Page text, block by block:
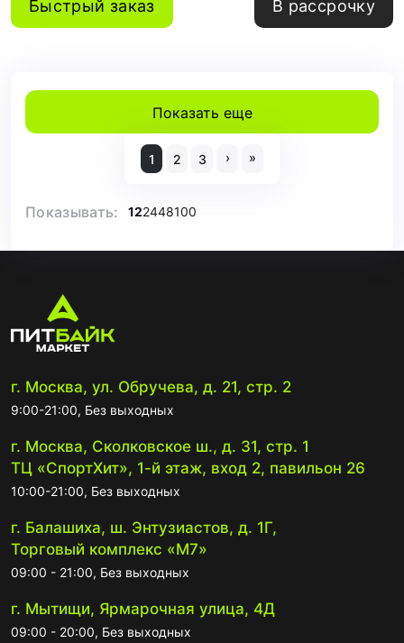
Быстрый заказ В рассрочку
Показать еще
1 2 3 › »
Показывать: 122448100
г. Москва, ул. Обручева, д. 21, стр. 2
9:00-21:00, Без выходных
г. Москва, Сколковское ш., д. 31, стр. 1
ТЦ «СпортХит», 1-й этаж, вход 2, павильон 26
10:00-21:00, Без выходных
г. Балашиха, ш. Энтузиастов, д. 1Г,
Торговый комплекс «М7»
09:00 - 21:00, Без выходных
г. Мытищи, Ярмарочная улица, 4Д
09:00 - 20:00, Без выходных